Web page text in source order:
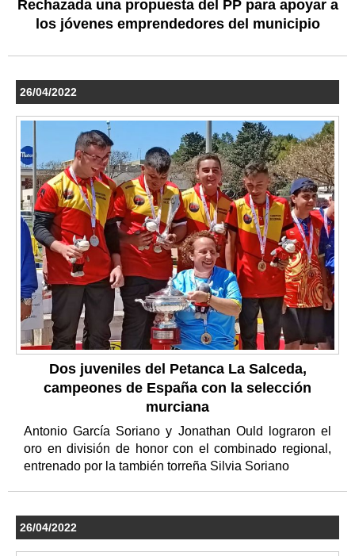
Rechazada una propuesta del PP para apoyar a
los jóvenes emprendedores del municipio
26/04/2022
Dos juveniles del Petanca La Salceda,
campeones de España con la selección
murciana
Antonio García Soriano y Jonathan Ould lograron el
oro en división de honor con el combinado regional,
entrenado por la también torreña Silvia Soriano
26/04/2022